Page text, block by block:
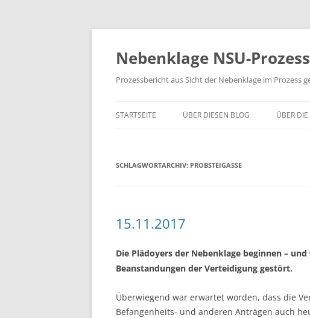
Zum
springen
Nebenklage NSU-Prozess
Prozessbericht aus Sicht der Nebenklage im
STARTSEITE ÜBER DIESEN BLOG ÜBER
SCHLAGWORTARCHIV: PROBSTEIGASSE
15.11.2017
Die Plädoyers der Nebenklage beginnen –
Beanstandungen der Verteidigung gestört.
Überwiegend war erwartet worden, dass die
Befangenheits- und anderen Anträgen auch